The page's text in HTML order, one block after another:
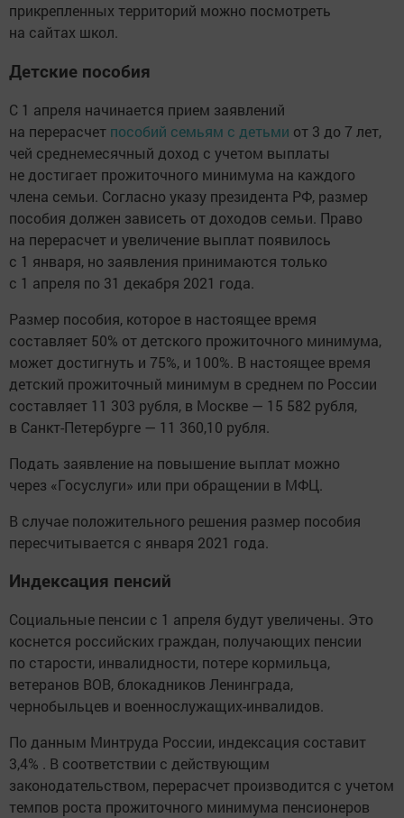
прикрепленных территорий можно посмотреть
на сайтах школ.
Детские пособия
С 1 апреля начинается прием заявлений
на перерасчет пособий семьям с детьми от 3 до 7 лет,
чей среднемесячный доход с учетом выплаты
не достигает прожиточного минимума на каждого
члена семьи. Согласно указу президента РФ, размер
пособия должен зависеть от доходов семьи. Право
на перерасчет и увеличение выплат появилось
с 1 января, но заявления принимаются только
с 1 апреля по 31 декабря 2021 года.
Размер пособия, которое в настоящее время
составляет 50% от детского прожиточного минимума,
может достигнуть и 75%, и 100%. В настоящее время
детский прожиточный минимум в среднем по России
составляет 11 303 рубля, в Москве — 15 582 рубля,
в Санкт-Петербурге — 11 360,10 рубля.
Подать заявление на повышение выплат можно
через «Госуслуги» или при обращении в МФЦ.
В случае положительного решения размер пособия
пересчитывается с января 2021 года.
Индексация пенсий
Социальные пенсии с 1 апреля будут увеличены. Это
коснется российских граждан, получающих пенсии
по старости, инвалидности, потере кормильца,
ветеранов ВОВ, блокадников Ленинграда,
чернобыльцев и военнослужащих-инвалидов.
По данным Минтруда России, индексация составит
3,4% . В соответствии с действующим
законодательством, перерасчет производится с учетом
темпов роста прожиточного минимума пенсионеров